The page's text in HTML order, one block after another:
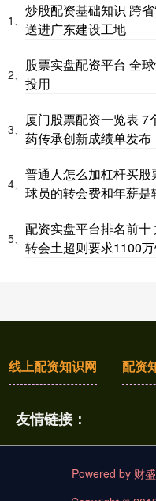
1、
炒股配资基础知识 跨
送进广东建设工地
2、
股票实盘配资平台 全
投用
3、
厦门股票配资一览表
药传承创新成绩单发布
4、
普通人怎么加杠杆买
球员的转会费和年薪是
5、
配资实盘平台排名前
转会土超则要求1100
线上配资知识网 配资
友情链接：
Powered by 财